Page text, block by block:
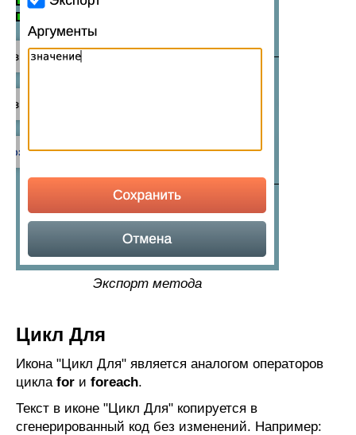
Экспорт метода
Цикл Для
Икона "Цикл Для" является аналогом операторов
цикла for и foreach.
Текст в иконе "Цикл Для" копируется в
сгенерированный код без изменений. Например: